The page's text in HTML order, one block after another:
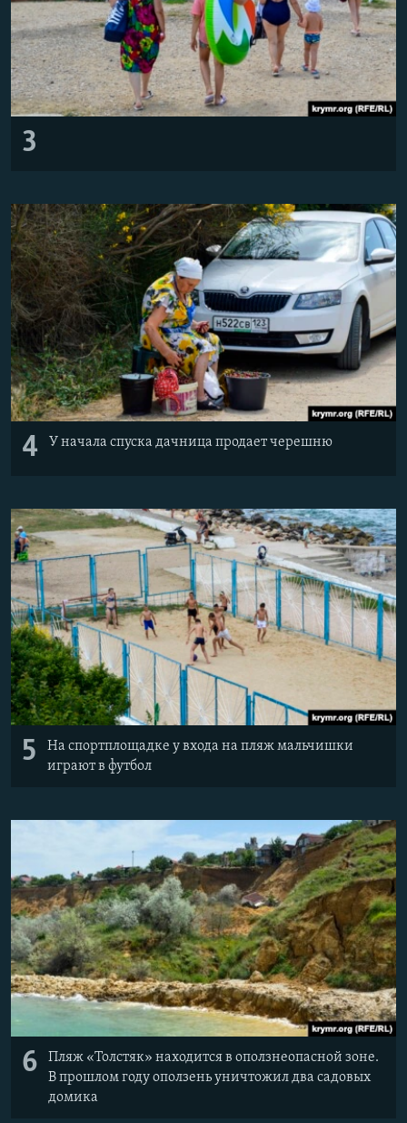
3
4 У начала спуска дачница продает черешню
5
На спортплощадке у входа на пляж мальчишки
играют в футбол
6
Пляж «Толстяк» находится в оползнеопасной зоне.
В прошлом году оползень уничтожил два садовых
домика